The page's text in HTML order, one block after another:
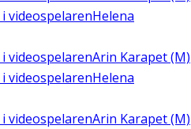
i videospelarenHelena
i videospelarenArin Karapet (M)
i videospelarenHelena
i videospelarenArin Karapet (M)